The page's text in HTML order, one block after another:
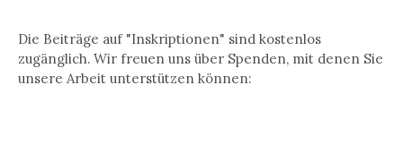
Die Beiträge auf "Inskriptionen" sind kostenlos
zugänglich. Wir freuen uns über Spenden, mit denen Sie
unsere Arbeit unterstützen können: